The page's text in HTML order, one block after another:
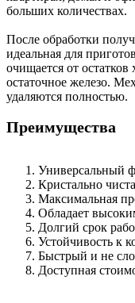
больших количествах.
После обработки
идеальная для
очищается от остатков
остаточное железо.
удаляются полностью.
Преимущества
Универсальный
Кристально
Максимальная
Обладает
Долгий срок
Устойчивость к
Быстрый и не
Доступная